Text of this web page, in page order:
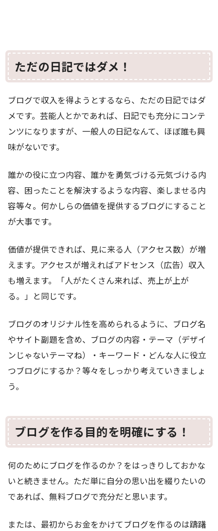
ただの日記ではダメ！
ブログで収入を得ようとするなら、ただの日記ではダ
メです。芸能人とかであれば、日記でも充分にコンテ
ンツになりますが、一般人の日記なんて、ほぼ誰も興
味がないです。
誰かの役に立つ内容、誰かを勇気づける元気づける内
容、困ったことを解決するような内容、楽しませる内
容等々。何かしらの価値を提供するブログにすること
が大事です。
価値が提供できれば、見に来る人（アクセス数）が増
えます。アクセスが増えればアドセンス（広告）収入
も増えます。「人がたくさん来れば、売上が上が
る。」と同じです。
ブログのオリジナル性を高められるように、ブログ名
やサイト副題を含め、ブログの内容・テーマ（デザイ
ンじゃないテーマね）・キーワード・どんな人に役立
つブログにするか？等々をしっかり考えていきましょ
う。
ブログを作る目的を明確にする！
何のためにブログを作るのか？をはっきりしておかな
いと続きません。ただ単に自分の思い出を綴りたいの
であれば、無料ブログで充分だと思います。
または、最初からお金をかけてブログを作るのは躊躇